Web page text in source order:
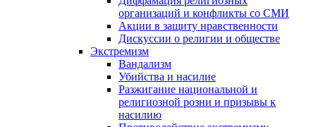
организаций и конфликты со СМИ
Акции в защиту нравственности
Дискуссии о религии и обществе
Экстремизм
Вандализм
Убийства и насилие
Разжигание национальной и
религиозной розни и призывы к
насилию